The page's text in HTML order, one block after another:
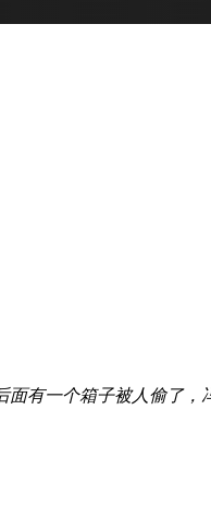
有一个箱子被人偷了